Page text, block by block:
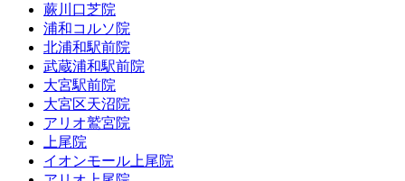
蕨川口芝院
浦和コルソ院
北浦和駅前院
武蔵浦和駅前院
大宮駅前院
大宮区天沼院
アリオ鷲宮院
上尾院
イオンモール上尾院